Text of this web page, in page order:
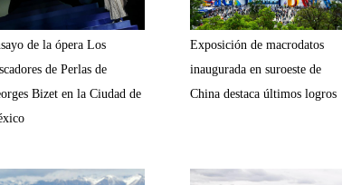
de la ópera Los
de Perlas de
Bizet en la Ciudad de
Exposición de macrodatos
inaugurada en suroeste de
China destaca últimos logros